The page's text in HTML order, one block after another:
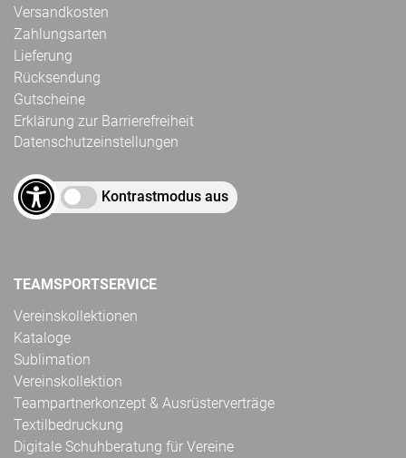
Versandkosten
Zahlungsarten
Lieferung
Rücksendung
Gutscheine
Erklärung zur Barrierefreiheit
Datenschutzeinstellungen
Kontrastmodus aus
TEAMSPORTSERVICE
Vereinskollektionen
Kataloge
Sublimation
Vereinskollektion
Teampartnerkonzept & Ausrüsterverträge
Textilbedruckung
Digitale Schuhberatung für Vereine